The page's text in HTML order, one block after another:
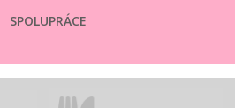
SPOLUPRÁCE